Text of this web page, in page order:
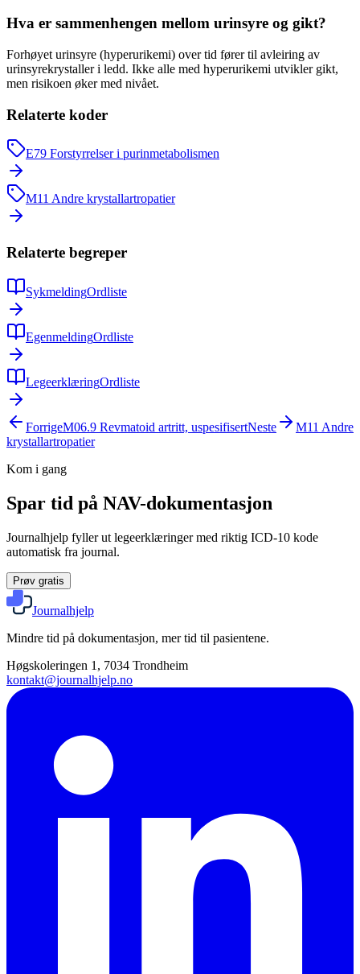
Hva er sammenhengen mellom urinsyre og gikt?
Forhøyet urinsyre (hyperurikemi) over tid fører til avleiring av
urinsyrekrystaller i ledd. Ikke alle med hyperurikemi utvikler gikt,
men risikoen øker med nivået.
Relaterte koder
E79 Forstyrrelser i purinmetabolismen
M11 Andre krystallartropatier
Relaterte begreper
SykmeldingOrdliste
EgenmeldingOrdliste
LegeerklæringOrdliste
ForrigeM06.9 Revmatoid artritt, uspesifisertNeste M11 Andre
krystallartropatier
Kom i gang
Spar tid på NAV-dokumentasjon
Journalhjelp fyller ut legeerklæringer med riktig ICD-10 kode
automatisk fra journal.
Prøv gratis
Journalhjelp
Mindre tid på dokumentasjon, mer tid til pasientene.
Høgskoleringen 1, 7034 Trondheim
kontakt@journalhjelp.no